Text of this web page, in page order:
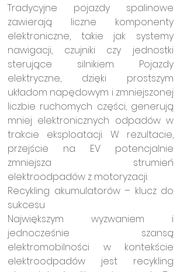
Tradycyjne pojazdy spalinowe
zawierają liczne komponenty
elektroniczne, takie jak systemy
nawigacji, czujniki czy jednostki
sterujące silnikiem. Pojazdy
elektryczne, dzięki prostszym
układom napędowym i zmniejszonej
liczbie ruchomych części, generują
mniej elektronicznych odpadów w
trakcie eksploatacji. W rezultacie,
przejście na EV potencjalnie
zmniejsza strumień
elektroodpadów z motoryzacji.
Recykling akumulatorów – klucz do
sukcesu
Największym wyzwaniem i
jednocześnie szansą
elektromobilności w kontekście
elektroodpadów jest recykling